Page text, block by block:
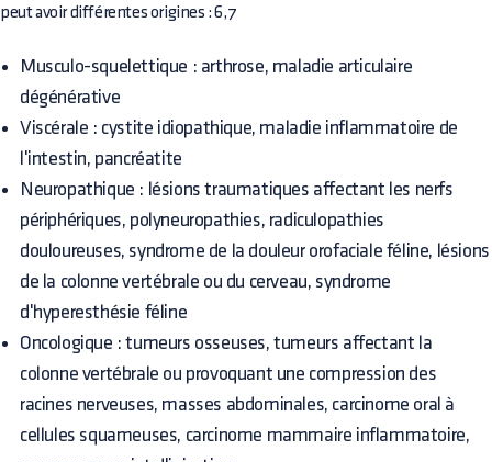
peut avoir différentes origines : 6,7
Musculo-squelettique : arthrose, maladie articulaire
dégénérative
Viscérale : cystite idiopathique, maladie inflammatoire de
l'intestin, pancréatite
Neuropathique : lésions traumatiques affectant les nerfs
périphériques, polyneuropathies, radiculopathies
douloureuses, syndrome de la douleur orofaciale féline, lésions
de la colonne vertébrale ou du cerveau, syndrome
d'hyperesthésie féline
Oncologique : tumeurs osseuses, tumeurs affectant la
colonne vertébrale ou provoquant une compression des
racines nerveuses, masses abdominales, carcinome oral à
cellules squameuses, carcinome mammaire inflammatoire,